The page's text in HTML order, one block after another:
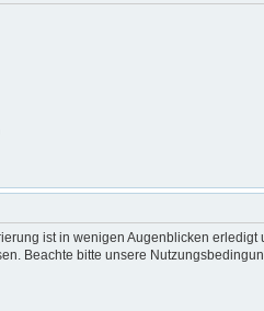
ist in wenigen Augenblicken
Beachte bitte unsere